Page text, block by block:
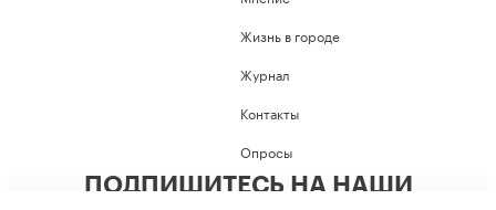
Жизнь в городе
Журнал
Контакты
Опросы
ПОДПИШИТЕСЬ НА НАШИ